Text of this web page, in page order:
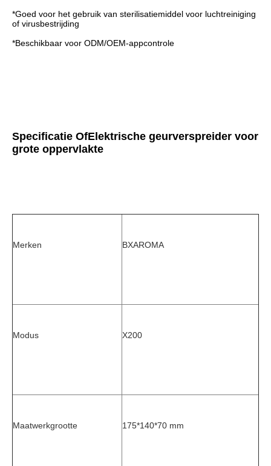
*Goed voor het gebruik van sterilisatiemiddel voor luchtreiniging
of virusbestrijding
*Beschikbaar voor ODM/OEM-appcontrole
Specificatie OfElektrische geurverspreider voor
grote oppervlakte
Merken BXAROMA
Modus X200
Maatwerkgrootte 175*140*70 mm